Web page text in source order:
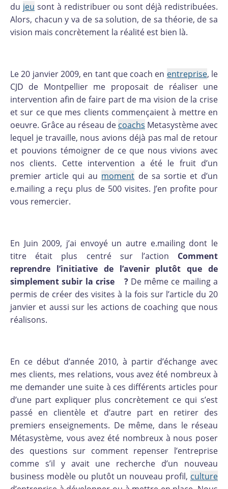
du jeu sont à redistribuer ou sont déjà redistribuées.
Alors, chacun y va de sa solution, de sa théorie, de sa
vision mais concrètement la réalité est bien là.
Le 20 janvier 2009, en tant que coach en entreprise, le
CJD de Montpellier me proposait de réaliser une
intervention afin de faire part de ma vision de la crise
et sur ce que mes clients commençaient à mettre en
oeuvre. Grâce au réseau de coachs Metasystème avec
lequel je travaille, nous avions déjà pas mal de retour
et pouvions témoigner de ce que nous vivions avec
nos clients. Cette intervention a été le fruit d’un
premier article qui au moment de sa sortie et d’un
e.mailing a reçu plus de 500 visites. J’en profite pour
vous remercier.
En Juin 2009, j’ai envoyé un autre e.mailing dont le
titre était plus centré sur l’action Comment
reprendre l’initiative de l’avenir plutôt que de
simplement subir la crise ? De même ce mailing a
permis de créer des visites à la fois sur l’article du 20
janvier et aussi sur les actions de coaching que nous
réalisons.
En ce début d’année 2010, à partir d’échange avec
mes clients, mes relations, vous avez été nombreux à
me demander une suite à ces différents articles pour
d’une part expliquer plus concrètement ce qui s’est
passé en clientèle et d’autre part en retirer des
premiers enseignements. De même, dans le réseau
Métasystème, vous avez été nombreux à nous poser
des questions sur comment repenser l’entreprise
comme s’il y avait une recherche d’un nouveau
business modèle ou plutôt un nouveau profil, culture